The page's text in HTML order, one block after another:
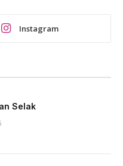
Instagram
Selak